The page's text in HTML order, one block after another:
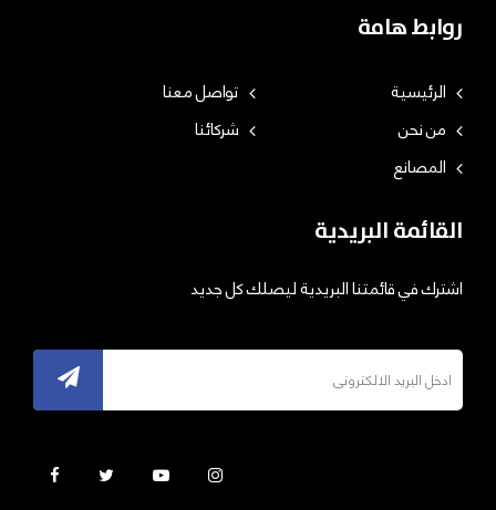
روابط هامة
الرئيسية
تواصل معنا
من نحن
شركائنا
المصانع
القائمة البريدية
اشترك في قائمتنا البريدية ليصلك كل جديد